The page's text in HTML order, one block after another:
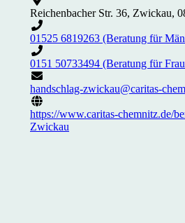
Reichenbacher Str. 36, Zwickau,
01525 6819263 (Beratung für
0151 50733494 (Beratung für
handschlag-zwickau@caritas-
https://www.caritas-chemnitz.de/
Zwickau